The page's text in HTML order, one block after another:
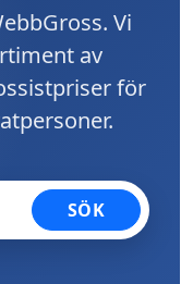
Vi
av
för
SÖK